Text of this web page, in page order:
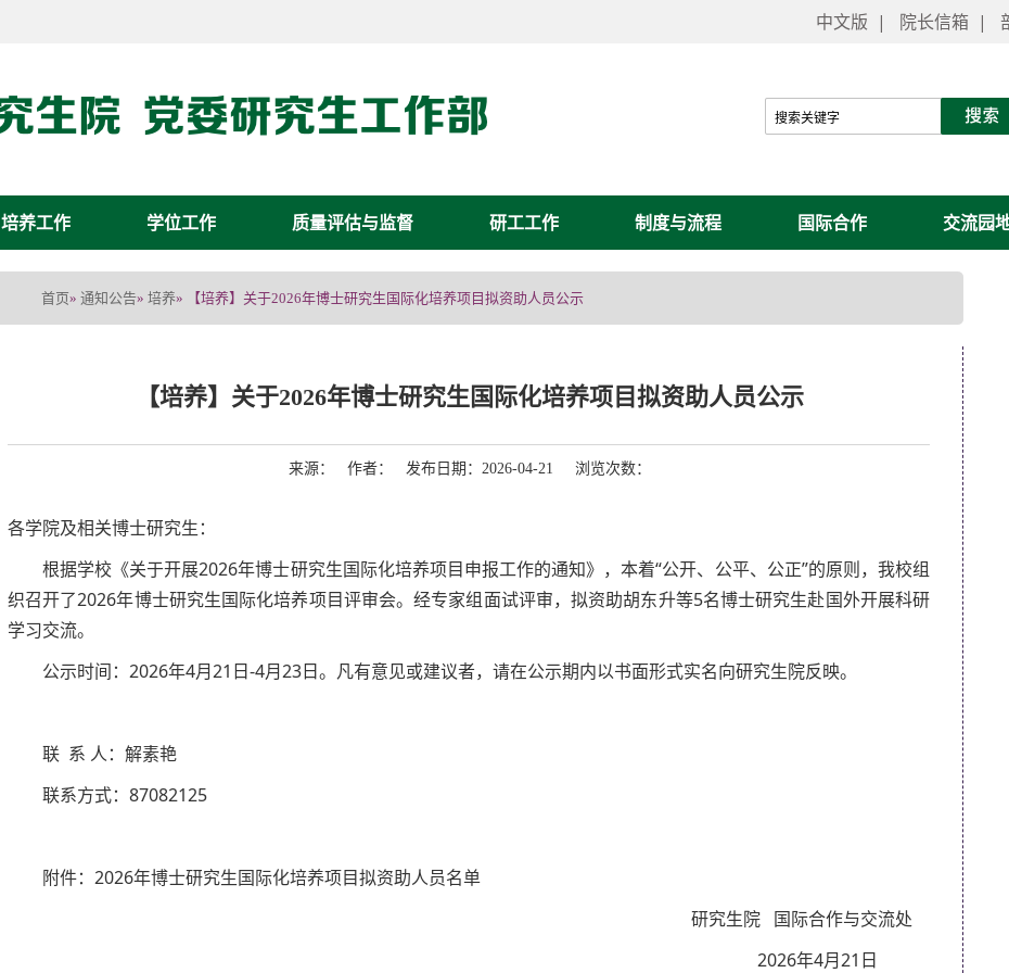
中文版 | 院长信箱 |
培养工作 学位工作 质量评估与监督 研工工作 制度与流程 国际合作 交流园
首页» 通知公告» 培养» 【培养】关于2026年博士研究生国际化培养项目拟资助人员公示
【培养】关于2026年博士研究生国际化培养项目拟资助人员公示
来源： 作者： 发布日期：2026-04-21 浏览次数：
各学院及相关博士研究生：
根据学校《关于开展2026年博士研究生国际化培养项目申报工作的通知》，本着“公开、公平、公正”的原则，我校组
织召开了2026年博士研究生国际化培养项目评审会。经专家组面试评审，拟资助胡东升等5名博士研究生赴国外开展科研
学习交流。
公示时间：2026年4月21日-4月23日。凡有意见或建议者，请在公示期内以书面形式实名向研究生院反映。
联 系 人：解素艳
联系方式：87082125
附件：2026年博士研究生国际化培养项目拟资助人员名单
研究生院 国际合作与交流处
2026年4月21日